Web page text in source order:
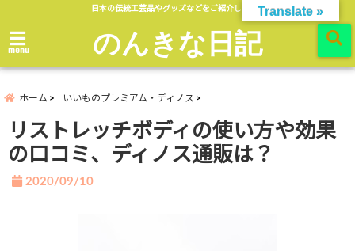
日本の伝統工芸品やグッズなどをご紹介します。
menu のんきな日記
ホーム いいものプレミアム・ディノス
リストレッチボディの使い方や効果
の口コミ、ディノス通販は？
2020/09/10
Translate »